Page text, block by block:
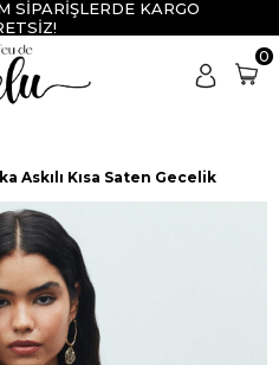
SİPARİŞLERDE KARGO
0
Askılı Kısa Saten Gecelik